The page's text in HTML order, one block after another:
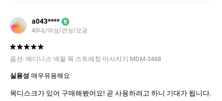
a043**** B
40대/여성/건성/모공
옵션: 메디니스 넥필 목 스트레칭 마사지기 MDM-3488
실용성 매우유용해요
목디스크가 있어 구매해봤어요! 곧 사용하려고 하니 기대가 됩니다.